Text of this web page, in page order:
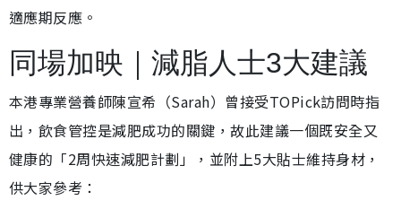
適應期反應。
同場加映｜減脂人士3大建議
本港專業營養師陳宣希（Sarah）曾接受TOPick訪問時指
出，飲食管控是減肥成功的關鍵，故此建議一個既安全又
健康的「2周快速減肥計劃」，並附上5大貼士維持身材，
供大家參考：